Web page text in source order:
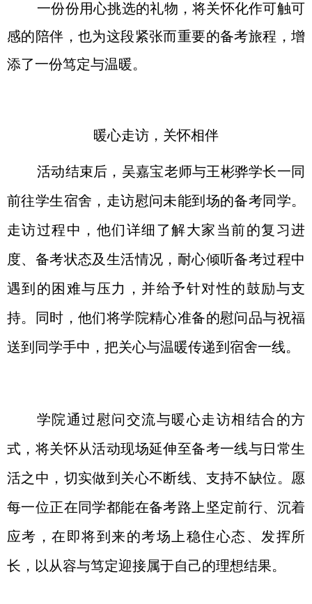
一份份用心挑选的礼物，将关怀化作可触可
感的陪伴，也为这段紧张而重要的备考旅程，增
添了一份笃定与温暖。
暖心走访，关怀相伴
活动结束后，吴嘉宝老师与王彬骅学长一同
前往学生宿舍， 走访慰问未能到场的备考同学。
走访过程中，他们详细了解大家当前的复习进
度、备考状态及生活情况，耐心倾听备考过程中
遇到的困难与压力，并给予针对性的鼓励与支
持。同时，他们将学院精心准备的慰问品与祝福
送到同学手中，把关心与温暖传递到宿舍一线。
学院通过慰问交流与暖心走访相结合的方
式，将关怀从活动现场延伸至备考一线与日常生
活之中，切实做到 关心不断线、 支持不缺位。愿
每一位正在同学都能在备考路上坚定前行、沉着
应考，在即将到来的考场上稳住心态、发挥所
长，以从容与笃定迎接属于自己的理想结果。